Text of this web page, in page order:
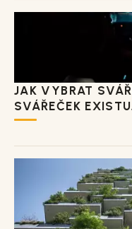
JAK VYBRAT
SVÁŘEČEK